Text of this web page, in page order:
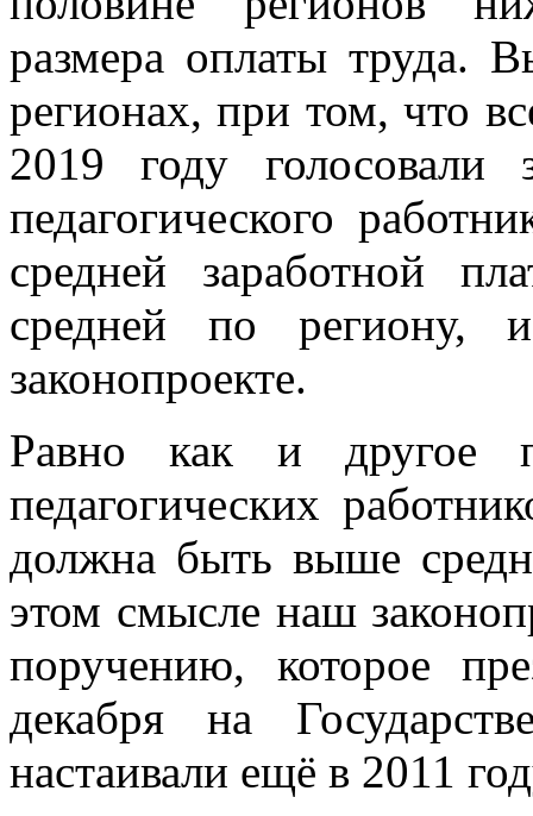
размера оплаты труда.
регионах, при том, что
2019 году
педагогического
средней заработной
средней по
законопроекте.
Равно как и другое
педагогических
должна быть выше
этом смысле наш
поручению, которое
декабря на
настаивали ещё в 2011